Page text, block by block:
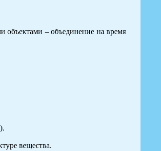
– объединение на время
вещества.